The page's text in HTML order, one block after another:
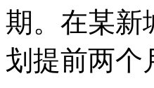
期。在某新
划提前两个